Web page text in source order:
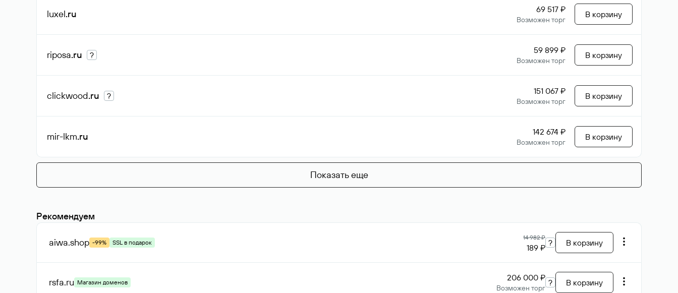
luxel.ru 69 517 ₽
Возможен торг
В корзину
riposa.ru ? 59 899 ₽
Возможен торг
В корзину
clickwood.ru ? 151 067 ₽
Возможен торг
В корзину
mir-lkm.ru 142 674 ₽
Возможен торг
В корзину
Показать еще
Рекомендуем
aiwa.shop -99% SSL в подарок
14 982 ₽
189 ₽ ? В корзину
rsfa.ru Магазин доменов 206 000 ₽
Возможен торг
? В корзину